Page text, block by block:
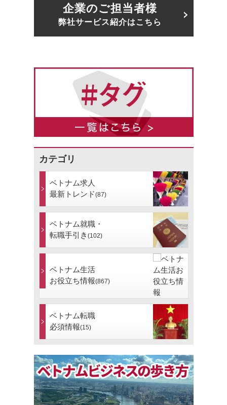
企業のご担当者様
弊社サービス紹介はこちら
カテゴリ
ベトナム求人
最新トレンド(87)
ベトナム就職・
転職手引き (102)
ベトナム生活
お役立ち情報(867)
ベトナム転職
必須情報(15)